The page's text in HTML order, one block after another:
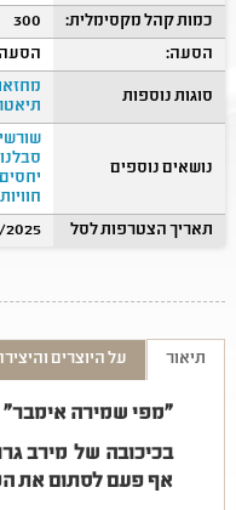
כמות קהל מקסימלית:
300
הסעה:
הסעה
סוגות נוספות
נושאים נוספים
יחסים
תאריך הצטרפות לסל
תיאור על היוצרים
"מפי שמירה אימבר"
בכיכובה של מירב
אף פעם לסתום את